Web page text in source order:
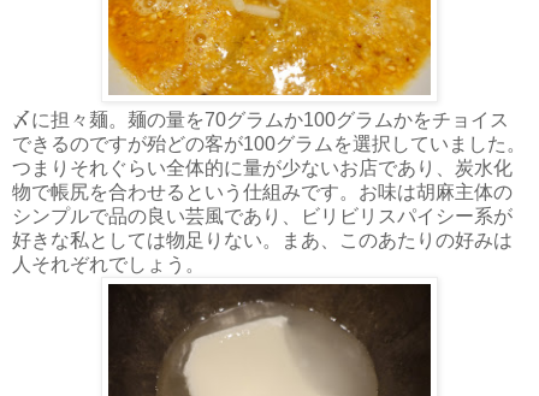
〆に担々麺。麺の量を70グラムか100グラムかをチョイス
できるのですが殆どの客が100グラムを選択していました。
つまりそれぐらい全体的に量が少ないお店であり、炭水化
物で帳尻を合わせるという仕組みです。お味は胡麻主体の
シンプルで品の良い芸風であり、ビリビリスパイシー系が
好きな私としては物足りない。まあ、このあたりの好みは
人それぞれでしょう。